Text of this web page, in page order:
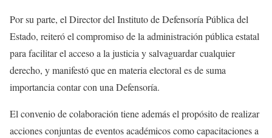
Por su parte, el Director del Instituto de Defensoría Pública del
Estado, reiteró el compromiso de la administración pública estatal
para facilitar el acceso a la justicia y salvaguardar cualquier
derecho, y manifestó que en materia electoral es de suma
importancia contar con una Defensoría.
El convenio de colaboración tiene además el propósito de realizar
acciones conjuntas de eventos académicos como capacitaciones a